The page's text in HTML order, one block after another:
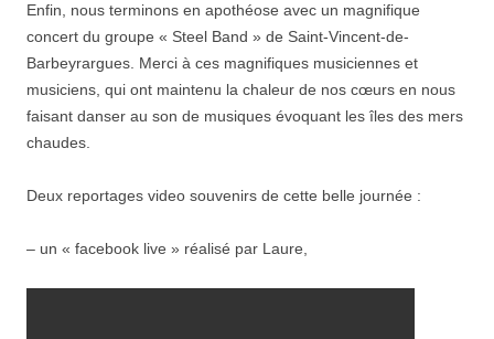
Enfin, nous terminons en apothéose avec un magnifique
concert du groupe « Steel Band » de Saint-Vincent-de-
Barbeyrargues. Merci à ces magnifiques musiciennes et
musiciens, qui ont maintenu la chaleur de nos cœurs en nous
faisant danser au son de musiques évoquant les îles des mers
chaudes.
Deux reportages video souvenirs de cette belle journée :
– un « facebook live » réalisé par Laure,